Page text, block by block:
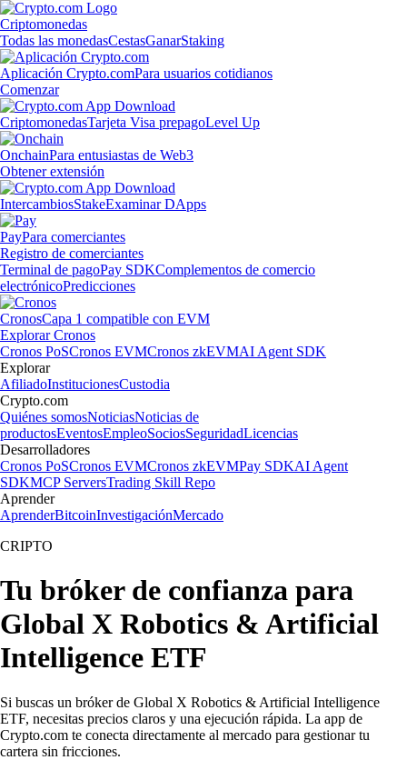
Criptomonedas
Todas las monedasCestasGanarStaking
Aplicación Crypto.comPara usuarios cotidianos
Comenzar
CriptomonedasTarjeta Visa prepagoLevel Up
OnchainPara entusiastas de Web3
Obtener extensión
IntercambiosStakeExaminar DApps
PayPara comerciantes
Registro de comerciantes
Terminal de pagoPay SDKComplementos de comercio
electrónicoPredicciones
CronosCapa 1 compatible con EVM
Explorar Cronos
Cronos PoSCronos EVMCronos zkEVMAI Agent SDK
Explorar
AfiliadoInstitucionesCustodia
Crypto.com
Quiénes somosNoticiasNoticias de
productosEventosEmpleoSociosSeguridadLicencias
Desarrolladores
Cronos PoSCronos EVMCronos zkEVMPay SDKAI Agent
SDKMCP ServersTrading Skill Repo
Aprender
AprenderBitcoinInvestigaciónMercado
CRIPTO
Tu bróker de confianza para
Global X Robotics & Artificial
Intelligence ETF
Si buscas un bróker de Global X Robotics & Artificial Intelligence
ETF, necesitas precios claros y una ejecución rápida. La app de
Crypto.com te conecta directamente al mercado para gestionar tu
cartera sin fricciones.